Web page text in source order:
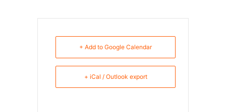
+ Add to Google Calendar
+ iCal / Outlook export